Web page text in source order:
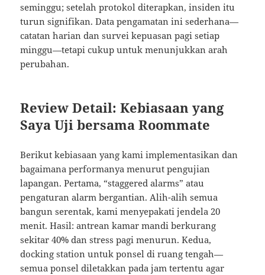
seminggu; setelah protokol diterapkan, insiden itu
turun signifikan. Data pengamatan ini sederhana—
catatan harian dan survei kepuasan pagi setiap
minggu—tetapi cukup untuk menunjukkan arah
perubahan.
Review Detail: Kebiasaan yang
Saya Uji bersama Roommate
Berikut kebiasaan yang kami implementasikan dan
bagaimana performanya menurut pengujian
lapangan. Pertama, “staggered alarms” atau
pengaturan alarm bergantian. Alih-alih semua
bangun serentak, kami menyepakati jendela 20
menit. Hasil: antrean kamar mandi berkurang
sekitar 40% dan stress pagi menurun. Kedua,
docking station untuk ponsel di ruang tengah—
semua ponsel diletakkan pada jam tertentu agar